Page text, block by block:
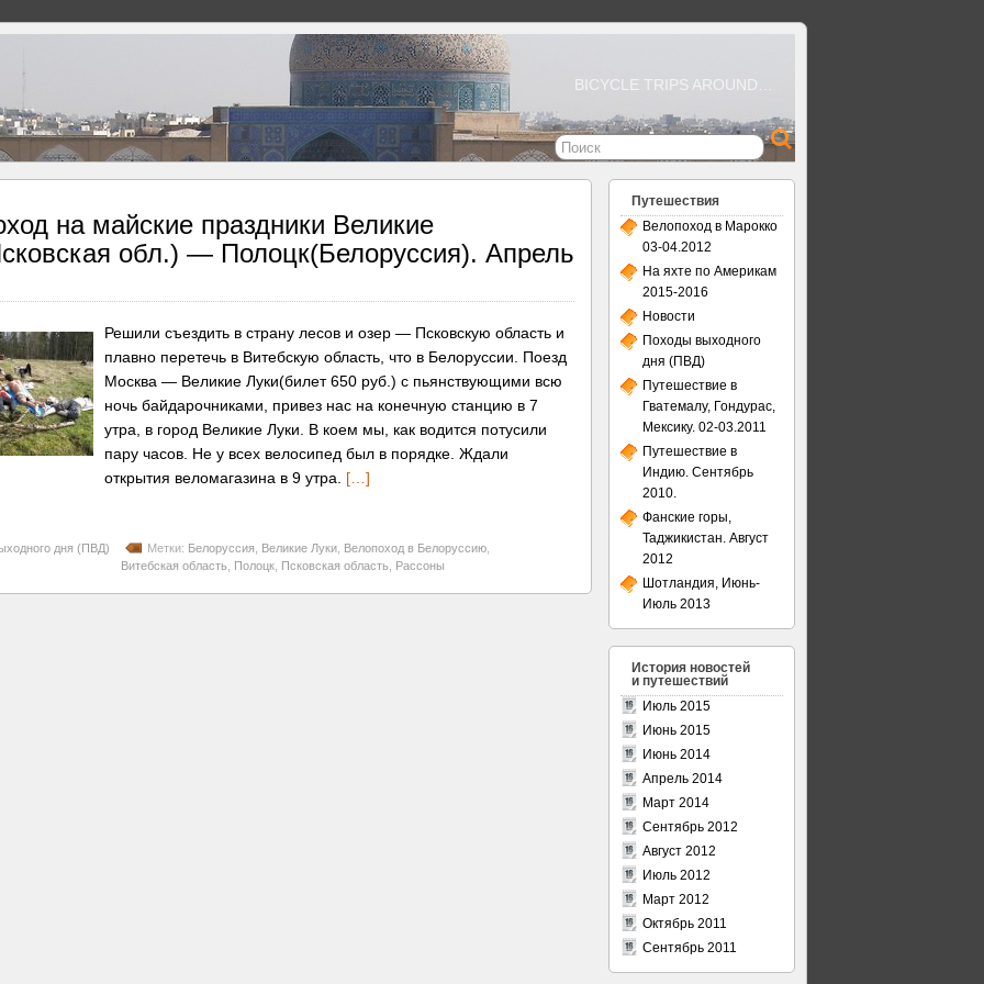
BICYCLE TRIPS AROUND…
на майские праздники Великие
обл.) — Полоцк(Белоруссия). Апрель
Решили съездить в страну лесов и озер — Псковскую область и
плавно перетечь в Витебскую область, что в Белоруссии. Поезд
Москва — Великие Луки(билет 650 руб.) с пьянствующими всю
ночь байдарочниками, привез нас на конечную станцию в 7
утра, в город Великие Луки. В коем мы, как водится потусили
пару часов. Не у всех велосипед был в порядке. Ждали
открытия веломагазина в 9 утра. […]
дня (ПВД) Метки: Белоруссия Великие Луки Велопоход в Белоруссию
Витебская область
Полоцк Псковская область Рассоны
Путешествия
Велопоход в Марокко
03-04.2012
На яхте по Америкам
2015-2016
Новости
Походы выходного
дня (ПВД)
Путешествие в
Гватемалу, Гондурас,
Мексику. 02-03.2011
Путешествие в
Индию. Сентябрь
2010.
Фанские горы,
Таджикистан. Август
2012
Шотландия, Июнь-
Июль 2013
История новостей
и путешествий
Июль 2015
Июнь 2015
Июнь 2014
Апрель 2014
Март 2014
Сентябрь 2012
Август 2012
Июль 2012
Март 2012
Октябрь 2011
Сентябрь 2011